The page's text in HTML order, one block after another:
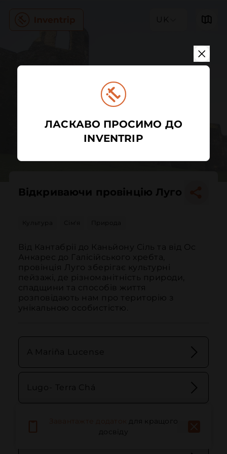
UK
Відкриваючи провінцію Луго
Культура Сім'я Природа
Від Кантабрії до Каньйону Сіль та від Ос
Анкарес до Галісійського хребта,
провінція Луго зберігає культурні
пейзажі, де різноманітність природи,
спадщини та способів життя
розповідають нам про територію з
унікальною особистістю.
A Mariña Lucense
Lugo- Terra Chá
для кращого
досвіду
ЛАСКАВО ПРОСИМО ДО
INVENTRIP